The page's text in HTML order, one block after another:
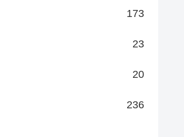
173
23
20
236